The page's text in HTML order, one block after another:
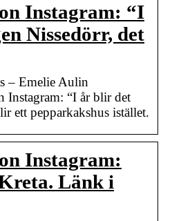
Instagram: “I
Nissedörr, det
– Emelie Aulin
Instagram: “I år blir det
ett pepparkakshus istället.
Instagram:
Länk i